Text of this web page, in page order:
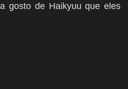
gosto de Haikyuu que eles